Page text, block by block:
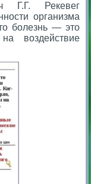
Г.Г. Рекевег
организма
болезнь — это
воздействие